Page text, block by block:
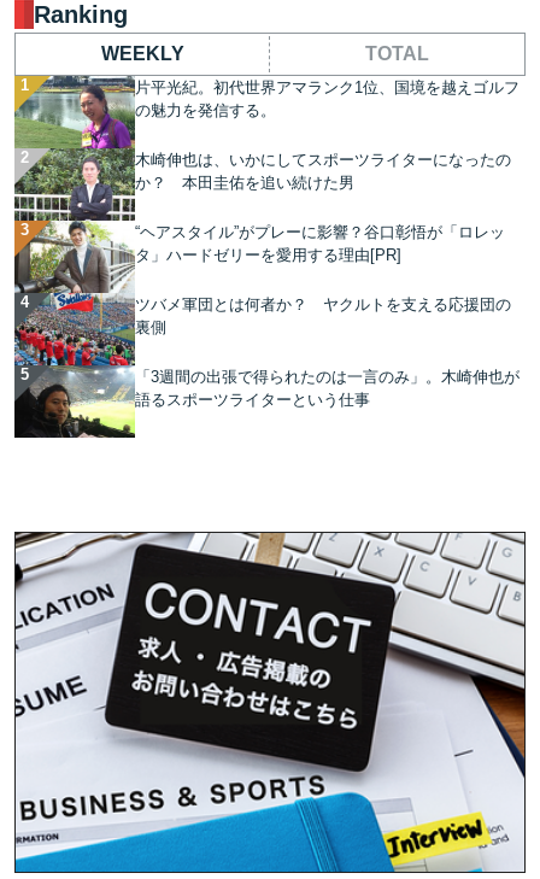
Ranking
WEEKLY TOTAL
片平光紀。初代世界アマランク1位、国境を越えゴルフ
の魅力を発信する。
木崎伸也は、いかにしてスポーツライターになったの
か？ 本田圭佑を追い続けた男
“ヘアスタイル”がプレーに影響？谷口彰悟が「ロレッ
タ」ハードゼリーを愛用する理由[PR]
ツバメ軍団とは何者か？ ヤクルトを支える応援団の
裏側
「3週間の出張で得られたのは一言のみ」。木崎伸也が
語るスポーツライターという仕事